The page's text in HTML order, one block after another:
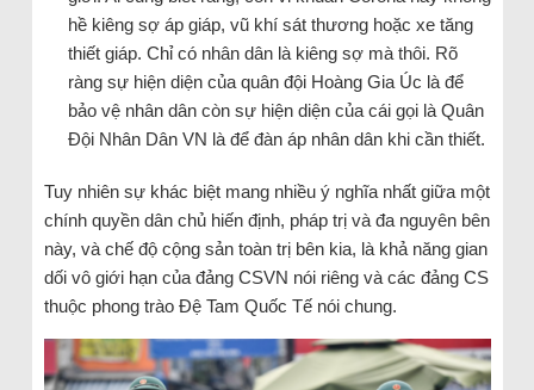
hề kiêng sợ áp giáp, vũ khí sát thương hoặc xe tăng
thiết giáp. Chỉ có nhân dân là kiêng sợ mà thôi. Rõ
ràng sự hiện diện của quân đội Hoàng Gia Úc là để
bảo vệ nhân dân còn sự hiện diện của cái gọi là Quân
Đội Nhân Dân VN là để đàn áp nhân dân khi cần thiết.
Tuy nhiên sự khác biệt mang nhiều ý nghĩa nhất giữa một
chính quyền dân chủ hiến định, pháp trị và đa nguyên bên
này, và chế độ cộng sản toàn trị bên kia, là khả năng gian
dối vô giới hạn của đảng CSVN nói riêng và các đảng CS
thuộc phong trào Đệ Tam Quốc Tế nói chung.